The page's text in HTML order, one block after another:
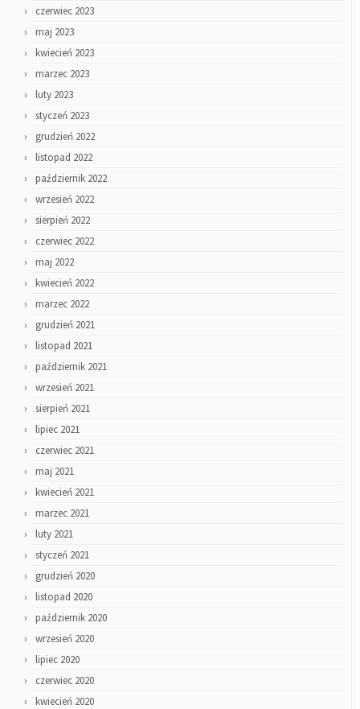
czerwiec 2023
maj 2023
kwiecień 2023
marzec 2023
luty 2023
styczeń 2023
grudzień 2022
listopad 2022
październik 2022
wrzesień 2022
sierpień 2022
czerwiec 2022
maj 2022
kwiecień 2022
marzec 2022
grudzień 2021
listopad 2021
październik 2021
wrzesień 2021
sierpień 2021
lipiec 2021
czerwiec 2021
maj 2021
kwiecień 2021
marzec 2021
luty 2021
styczeń 2021
grudzień 2020
listopad 2020
październik 2020
wrzesień 2020
lipiec 2020
czerwiec 2020
kwiecień 2020